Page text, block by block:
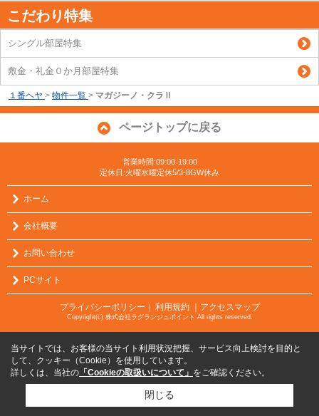
こだわり特集
シングル部屋特集
敷金・礼金０か月部屋特集
１番ヘヤ > 物件一覧 > マガジーノ・クラⅡ
ページトップに戻る
営業時間:09:00-19:00
定休日:火曜水曜定休5/3-8GW休み
ホーム
会社概要
お問い合わせ
PCサイト
プライバシーポリシー 利用規約 ｜アクセスマップ
Copyright(c) 株式会社ラグランジュポイント All rights reserved.
当サイトでは、お客様の当サイト利用状況把握、サービス向上検討を目的と
して、クッキー（Cookie）を使用しています。
詳しくは、当社の 「Cookieの取扱いについて」 をご確認ください。
閉じる